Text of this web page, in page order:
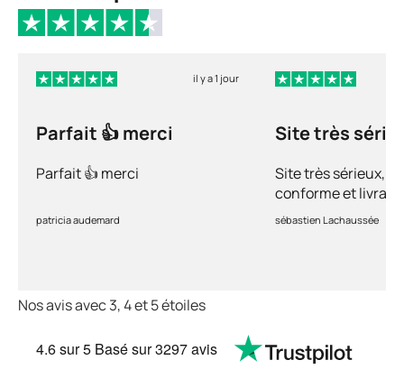
il y a 1 jour
Parfait 👍 merci
Parfait 👍 merci
patricia audemard
Site très
Site très sérieux,
conforme et
recommande +++
sébastien Lachaussée
Nos avis avec 3, 4 et 5 étoiles
4.6sur 5 Basé sur3297 avis